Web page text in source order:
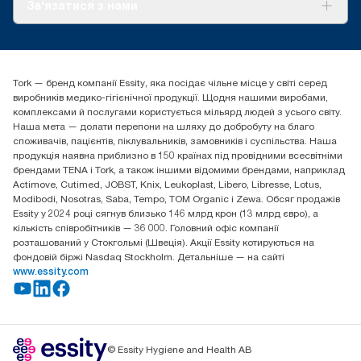
(+38) 044 490 55 66
Essity Україна
04071 м. Київ, вул. Григорія Сковороди 19,
Тел. +38 044 490 55 66
Tork — бренд компанії Essity, яка посідає чільне місце у світі серед
виробників медико-гігієнічної продукції. Щодня нашими виробами,
комплексами й послугами користується мільярд людей з усього світу.
Наша мета — долати перепони на шляху до добробуту на благо
споживачів, пацієнтів, піклувальників, замовників і суспільства. Наша
продукція наявна приблизно в 150 країнах під провідними всесвітніми
брендами TENA і Tork, а також іншими відомими брендами, наприклад
Actimove, Cutimed, JOBST, Knix, Leukoplast, Libero, Libresse, Lotus,
Modibodi, Nosotras, Saba, Tempo, TOM Organic і Zewa. Обсяг продажів
Essity у 2024 році сягнув близько 146 млрд крон (13 млрд євро), а
кількість співробітників — 36 000. Головний офіс компанії
розташований у Стокгольмі (Швеція). Акції Essity котируються на
фондовій біржі Nasdaq Stockholm. Детальніше — на сайті
www.essity.com
© Essity Hygiene and Health AB